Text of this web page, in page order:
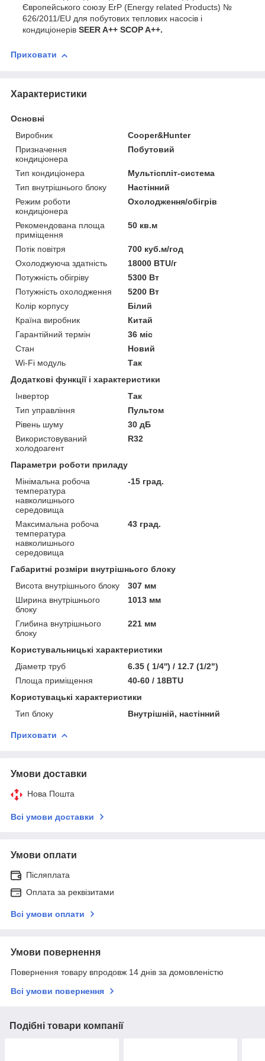
Європейського союзу ErP (Energy related Products) №
626/2011/EU для побутових теплових насосів і
кондиціонерів SEER A++ SCOP A++.
Приховати
Характеристики
Основні
Виробник
Cooper&Hunter
Призначення
кондиціонера
Побутовий
Тип кондиціонера
Мультіспліт-система
Тип внутрішнього блоку
Настінний
Режим роботи
кондиціонера
Охолодження/обігрів
Рекомендована площа
приміщення
50 кв.м
Потік повітря
700 куб.м/год
Охолоджуюча здатність
18000 BTU/г
Потужність обігріву
5300 Вт
Потужність охолодження
5200 Вт
Колір корпусу
Білий
Країна виробник
Китай
Гарантійний термін
36 міс
Стан
Новий
Wi-Fi модуль
Так
Додаткові функції і характеристики
Інвертор
Так
Тип управління
Пультом
Рівень шуму
30 дБ
Використовуваний
холодоагент
R32
Параметри роботи приладу
Мінімальна робоча
температура
навколишнього
середовища
-15 град.
Максимальна робоча
температура
навколишнього
середовища
43 град.
Габаритні розміри внутрішнього блоку
Висота внутрішнього блоку
307 мм
Ширина внутрішнього
блоку
1013 мм
Глибина внутрішнього
блоку
221 мм
Користувальницькі характеристики
Діаметр труб
6.35 ( 1/4'') / 12.7 (1/2")
Площа приміщення
40-60 / 18BTU
Користувацькi характеристики
Тип блоку
Внутрішній, настінний
Приховати
Умови доставки
Нова Пошта
Всі умови доставки
Умови оплати
Післяплата
Оплата за реквізитами
Всі умови оплати
Умови повернення
Повернення товару впродовж 14 днів за домовленістю
Всі умови повернення
Подібні товари компанії